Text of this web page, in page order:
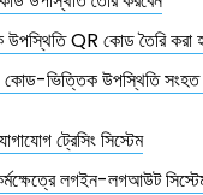
উপস্থিতি QR কোড তৈরি করা
ভিত্তিক উপস্থিতি সংহত
ট্রেসিং সিস্টেম
লগইন-লগআউট